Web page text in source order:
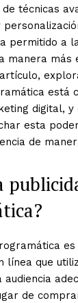
técnicas
permitido a
manera más
está
digital,
esta
de
línea que
de